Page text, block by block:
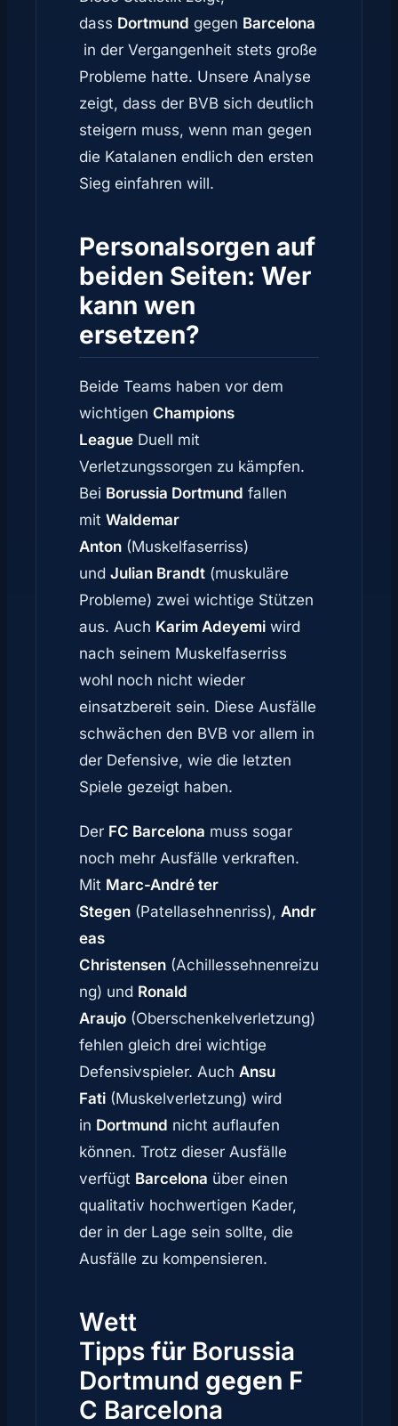
dass Dortmund gegen Barcelona
in der Vergangenheit stets große
Probleme hatte. Unsere Analyse
zeigt, dass der BVB sich deutlich
steigern muss, wenn man gegen
die Katalanen endlich den ersten
Sieg einfahren will.
Personalsorgen auf
beiden Seiten: Wer
kann wen
ersetzen?
Beide Teams haben vor dem
wichtigen Champions
League Duell mit
Verletzungssorgen zu kämpfen.
Bei Borussia Dortmund fallen
mit Waldemar
Anton (Muskelfaserriss)
und Julian Brandt (muskuläre
Probleme) zwei wichtige Stützen
aus. Auch Karim Adeyemi wird
nach seinem Muskelfaserriss
wohl noch nicht wieder
einsatzbereit sein. Diese Ausfälle
schwächen den BVB vor allem in
der Defensive, wie die letzten
Spiele gezeigt haben.
Der FC Barcelona muss sogar
noch mehr Ausfälle verkraften.
Mit Marc-André ter
Stegen (Patellasehnenriss), Andr
eas
Christensen (Achillessehnenreizu
ng) und Ronald
Araujo (Oberschenkelverletzung)
fehlen gleich drei wichtige
Defensivspieler. Auch Ansu
Fati (Muskelverletzung) wird
in Dortmund nicht auflaufen
können. Trotz dieser Ausfälle
verfügt Barcelona über einen
qualitativ hochwertigen Kader,
der in der Lage sein sollte, die
Ausfälle zu kompensieren.
Wett
Tipps für Borussia
Dortmund gegen F
C Barcelona